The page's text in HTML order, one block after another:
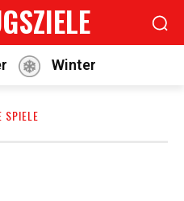
Winter
SPIELE